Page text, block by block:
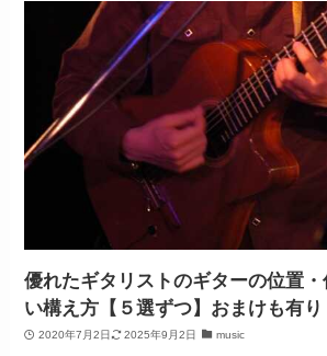
優れたギタリストのギターの位置
い構え方【５選ずつ】おまけも有り
2020年7月2日 2025年9月2日 music